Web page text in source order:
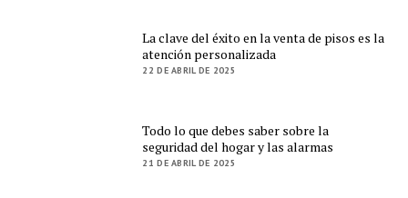
La clave del éxito en la venta de pisos es la
atención personalizada
22 DE ABRIL DE 2025
Todo lo que debes saber sobre la
seguridad del hogar y las alarmas
21 DE ABRIL DE 2025